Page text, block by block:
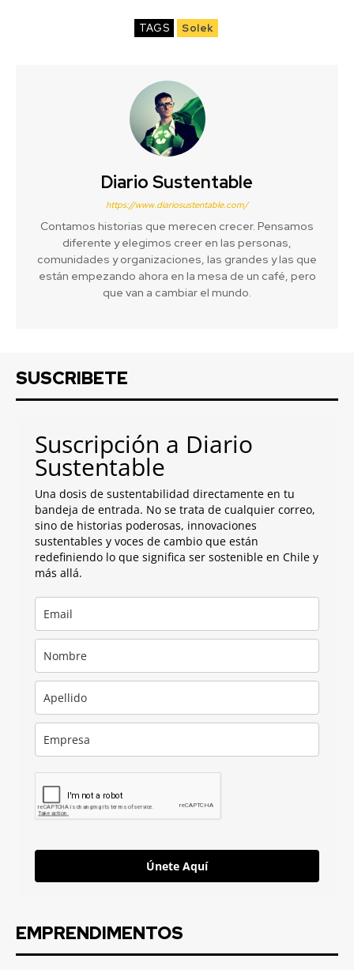
TAGS Solek
Diario Sustentable
https://www.diariosustentable.com/
Contamos historias que merecen crecer. Pensamos
diferente y elegimos creer en las personas,
comunidades y organizaciones, las grandes y las que
están empezando ahora en la mesa de un café, pero
que van a cambiar el mundo.
SUSCRIBETE
Suscripción a Diario
Sustentable
Una dosis de sustentabilidad directamente en tu
bandeja de entrada. No se trata de cualquier correo,
sino de historias poderosas, innovaciones
sustentables y voces de cambio que están
redefiniendo lo que significa ser sostenible en Chile y
más allá.
Únete Aquí
EMPRENDIMENTOS